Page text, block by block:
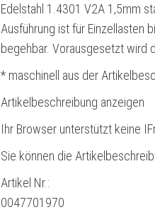
Edelstahl 1.4301 V2A 1,5mm
Ausführung ist für Einzellasten
begehbar. Vorausgesetzt wird
* maschinell aus der
Artikelbeschreibung anzeigen
Ihr Browser unterstützt keine
Sie können die
Artikel Nr.:
0047701970